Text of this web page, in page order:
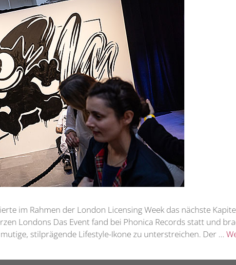
im Rahmen der London Licensing Week das nächste
Londons Das Event fand bei Phonica Records statt und
stilprägende Lifestyle-Ikone zu unterstreichen. Der …